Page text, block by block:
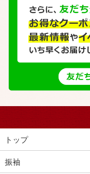
トップ
振袖